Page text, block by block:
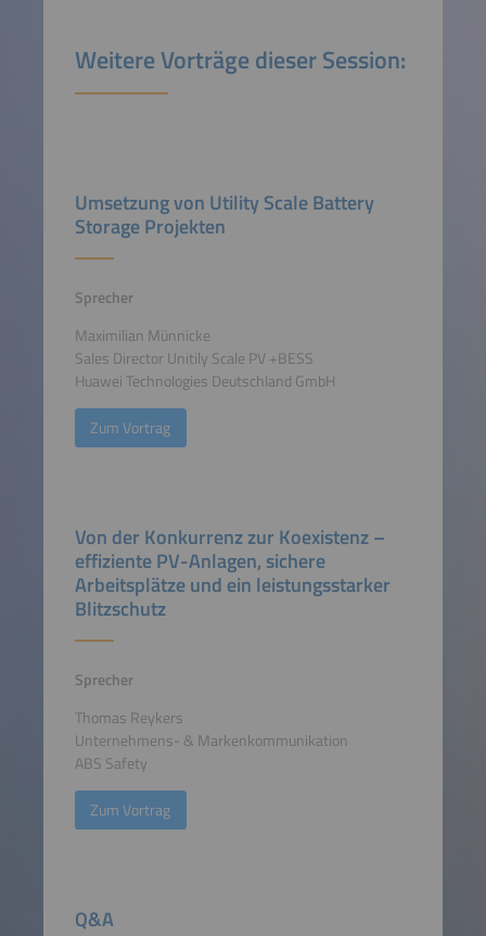
Weitere Vorträge dieser Session:
Umsetzung von Utility Scale Battery
Storage Projekten
Sprecher
Maximilian Münnicke
Sales Director Unitily Scale PV +BESS
Huawei Technologies Deutschland GmbH
Zum Vortrag
Von der Konkurrenz zur Koexistenz –
effiziente PV-Anlagen, sichere
Arbeitsplätze und ein leistungsstarker
Blitzschutz
Sprecher
Thomas Reykers
Unternehmens- & Markenkommunikation
ABS Safety
Zum Vortrag
Q&A